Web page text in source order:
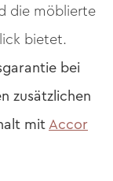
die möblierte
bietet.
bei
zusätzlichen
mitAccor